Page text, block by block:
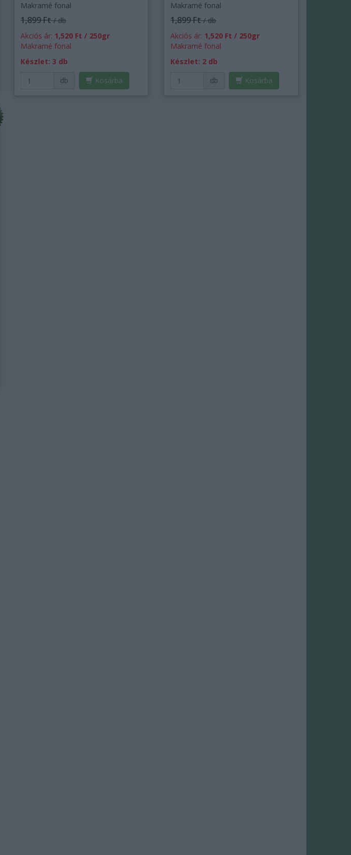
Makramé fonal
1,899 Ft/ db
Akciós ár: 1,520 Ft / 250gr
Makramé fonal
Készlet: 3 db
db
Kosárba
Makramé fonal
1,899 Ft/ db
Akciós ár: 1,520 Ft / 250gr
Makramé fonal
Készlet: 2 db
db
Kosárba